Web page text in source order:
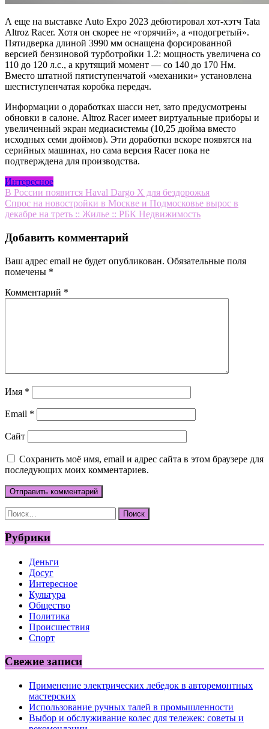
А еще на выставке Auto Expo 2023 дебютировал хот-хэтч Tata
Altroz Racer. Хотя он скорее не «горячий», а «подогретый».
Пятидверка длиной 3990 мм оснащена форсированной
версией бензиновой турботройки 1.2: мощность увеличена со
110 до 120 л.с., а крутящий момент — со 140 до 170 Нм.
Вместо штатной пятиступенчатой «механики» установлена
шестиступенчатая коробка передач.
Информации о доработках шасси нет, зато предусмотрены
обновки в салоне. Altroz Racer имеет виртуальные приборы и
увеличенный экран медиасистемы (10,25 дюйма вместо
исходных семи дюймов). Эти доработки вскоре появятся на
серийных машинах, но сама версия Racer пока не
подтверждена для производства.
Интересное
Навигация
по
В России появится Haval Dargo X для бездорожья
Спрос на новостройки в Москве и Подмосковье вырос в
декабре на треть :: Жилье :: РБК Недвижимость
Добавить комментарий
Ваш адрес email не будет опубликован. Обязательные поля
помечены *
Комментарий *
Имя *
Email *
Сайт
Сохранить моё имя, email и адрес сайта в этом браузере для
последующих моих комментариев.
Найти:
Рубрики
Деньги
Досуг
Интересное
Культура
Общество
Политика
Происшествия
Спорт
Свежие записи
Применение электрических лебедок в авторемонтных
мастерских
Использование ручных талей в промышленности
Выбор и обслуживание колес для тележек: советы и